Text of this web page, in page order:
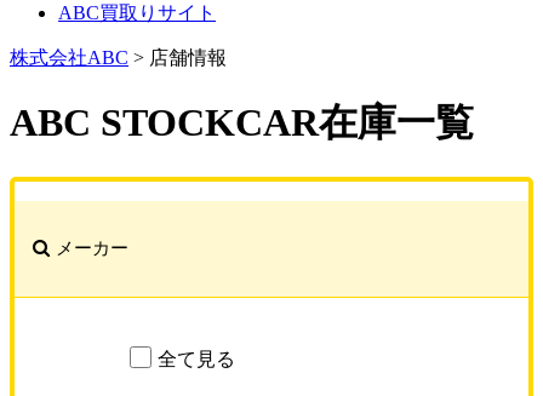
ABC買取りサイト
株式会社ABC > 店舗情報
ABC STOCKCAR在庫一覧
メーカー
全て見る